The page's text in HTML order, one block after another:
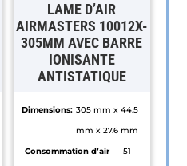
LAME D’AIR
AIRMASTERS 10012X-
305MM AVEC BARRE
IONISANTE
ANTISTATIQUE
Dimensions: 305 mm x 44.5
mm x 27.6 mm
Consommation d’air
51